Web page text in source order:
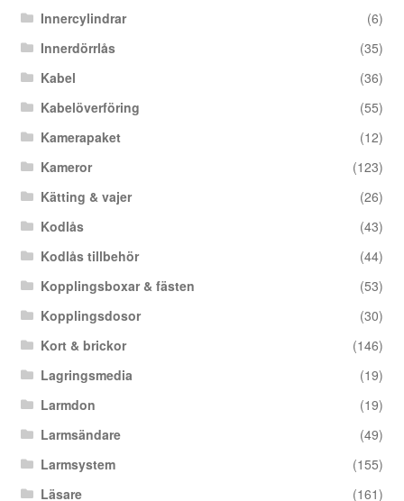
Innercylindrar
(6)
Innerdörrlås
(35)
Kabel
(36)
Kabelöverföring
(55)
Kamerapaket
(12)
Kameror
(123)
Kätting & vajer
(26)
Kodlås
(43)
Kodlås tillbehör
(44)
Kopplingsboxar & fästen
(53)
Kopplingsdosor
(30)
Kort & brickor
(146)
Lagringsmedia
(19)
Larmdon
(19)
Larmsändare
(49)
Larmsystem
(155)
Läsare
(161)